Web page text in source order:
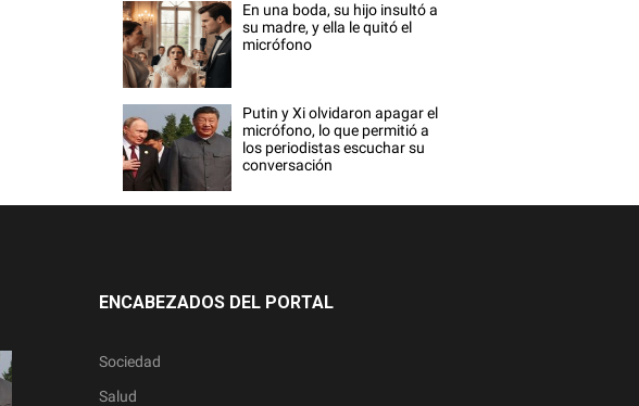
En una boda, su hijo insultó a
su madre, y ella le quitó el
micrófono
Putin y Xi olvidaron apagar el
micrófono, lo que permitió a
los periodistas escuchar su
conversación
ENCABEZADOS DEL PORTAL
Sociedad
Salud